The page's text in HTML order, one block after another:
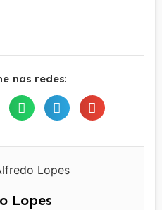
nas redes:
Lopes